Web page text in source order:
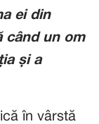
ei din
când un om
și a
în vârstă